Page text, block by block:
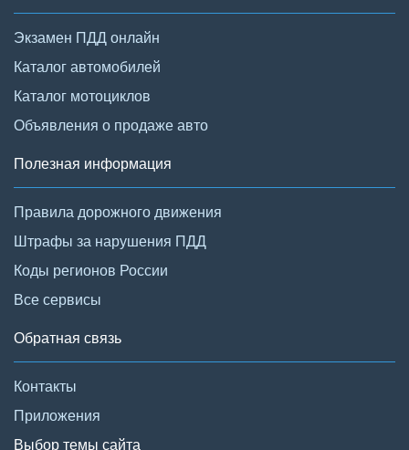
Экзамен ПДД онлайн
Каталог автомобилей
Каталог мотоциклов
Объявления о продаже авто
Полезная информация
Правила дорожного движения
Штрафы за нарушения ПДД
Коды регионов России
Все сервисы
Обратная связь
Контакты
Приложения
Выбор темы сайта